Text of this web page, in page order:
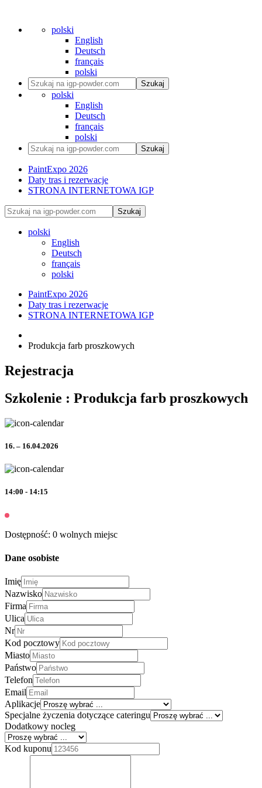
polski
English
Deutsch
français
polski
Szukaj
polski
English
Deutsch
français
polski
Szukaj
PaintExpo 2026
Daty tras i rezerwacje
STRONA INTERNETOWA IGP
Szukaj
polski
English
Deutsch
français
polski
PaintExpo 2026
Daty tras i rezerwacje
STRONA INTERNETOWA IGP
Produkcja farb proszkowych
Rejestracja
Szkolenie : Produkcja farb proszkowych
16. – 16.04.2026
14:00 - 14:15
Dostępność: 0 wolnych miejsc
Dane osobiste
Imię
Nazwisko
Firma
Ulica
Nr
Kod pocztowy
Miasto
Państwo
Telefon
Email
Aplikacje
Specjalne życzenia dotyczące cateringu
Dodatkowy nocleg
Kod kuponu